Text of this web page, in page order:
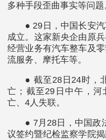
多种手段歪曲事实等问题
● 29日，中国长安
成立。这家新央企由原
经营业务有汽车整车及
流服务、摩托车等。
● 截至28日24时，
亡；截至29日中午，
亡、4人失联。
● 7月28日，中国政
议签约暨纪检监察学院